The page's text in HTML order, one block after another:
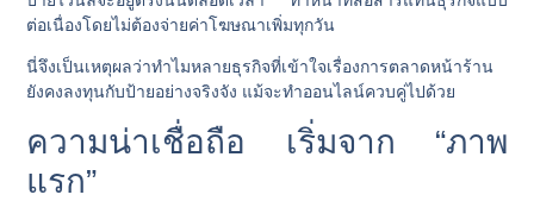
ต่อเนื่องโดยไม่ต้องจ่ายค่าโฆษณาเพิ่มทุกวัน
นี่จึงเป็นเหตุผลว่าทำไมหลายธุรกิจที่เข้าใจเรื่องการตลาดหน้าร้าน
ยังคงลงทุนกับป้ายอย่างจริงจัง แม้จะทำออนไลน์ควบคู่ไปด้วย
ความน่าเชื่อถือ เริ่มจาก “ภาพ
แรก”